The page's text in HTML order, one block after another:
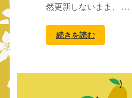
然更新しないまま、 …
続きを読む